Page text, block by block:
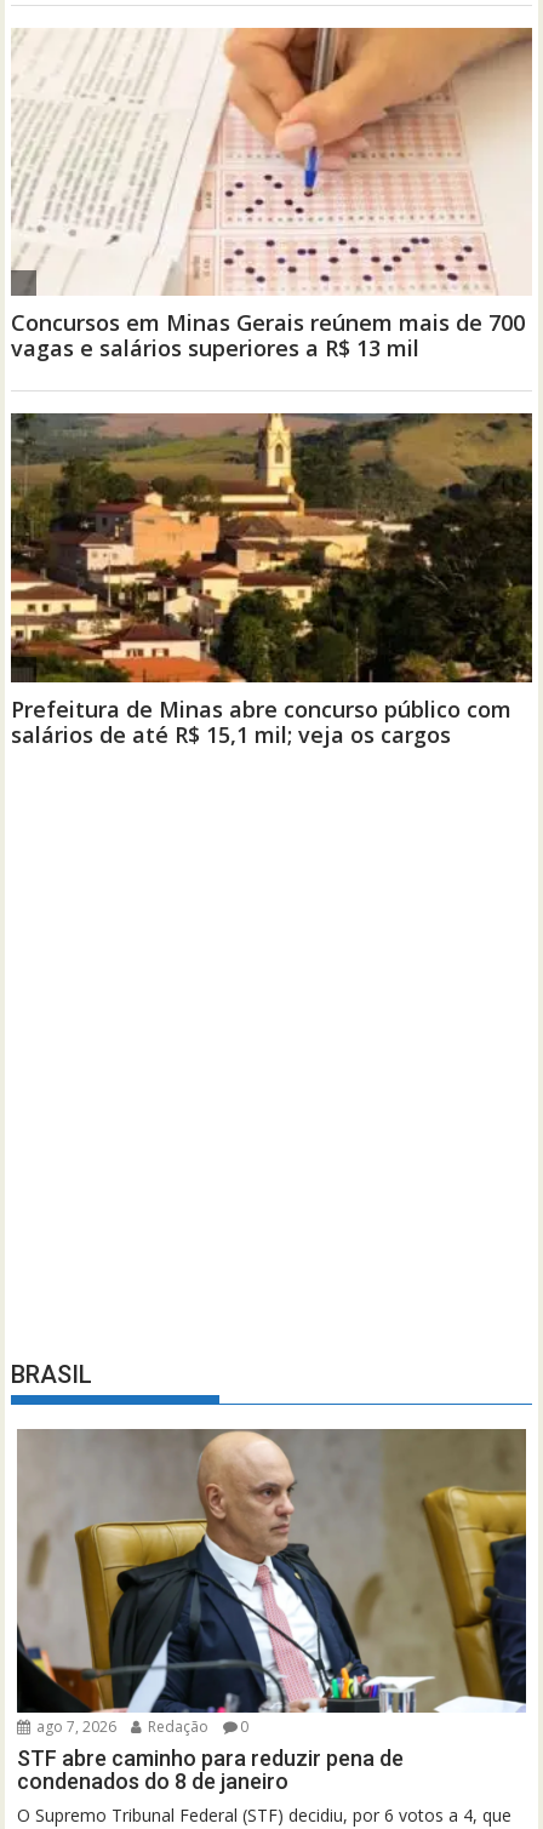
BRASIL
ago 7, 2026 Redação 0
STF abre caminho para reduzir pena de
condenados do 8 de janeiro
O Supremo Tribunal Federal (STF) decidiu, por 6 votos a 4, que